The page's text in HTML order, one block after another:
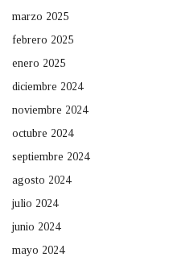
marzo 2025
febrero 2025
enero 2025
diciembre 2024
noviembre 2024
octubre 2024
septiembre 2024
agosto 2024
julio 2024
junio 2024
mayo 2024